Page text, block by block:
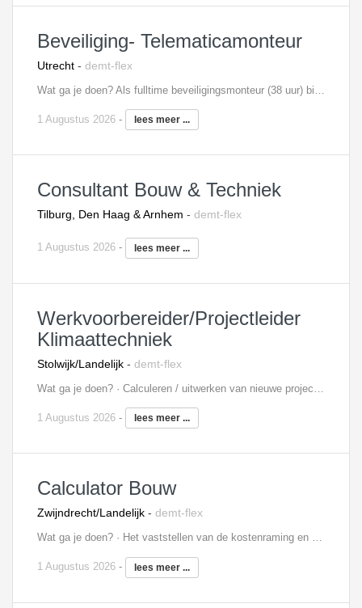
Beveiliging- Telematicamonteur
Utrecht - demt-flex
1 Augustus 2026 - lees meer ...
Consultant Bouw & Techniek
Tilburg, Den Haag & Arnhem - demt-flex
1 Augustus 2026 - lees meer ...
Werkvoorbereider/Projectleider
Klimaattechniek
Stolwijk/Landelijk - demt-flex
1 Augustus 2026 - lees meer ...
Calculator Bouw
Zwijndrecht/Landelijk - demt-flex
Wat ga je doen? · Het vaststellen van de kostenraming en de kostprijs van een bouwproject aan de hand van het bestek, bouwkundige tekeningen en andere gegevens; · Het maken van kostprijsberekeningen vanuit een programma van eisen voor design & build projecten.
1 Augustus 2026 - lees meer ...